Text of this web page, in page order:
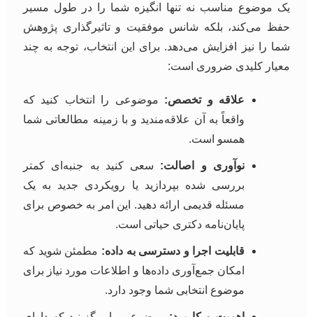
یک موضوع مناسب نه تنها انگیزه شما را در طول مسیر
حفظ می‌کند، بلکه شانس موفقیت و تاثیرگذاری پژوهش
شما را نیز افزایش می‌دهد. برای این انتخاب، توجه به چند
معیار کلیدی ضروری است:
علاقه و تخصص: موضوعی را انتخاب کنید که
واقعاً به آن علاقه‌مندید و با زمینه مطالعاتی شما
همسو است.
نوآوری و اصالت: سعی کنید به جنبه‌ای کمتر
بررسی شده بپردازید یا رویکردی جدید به یک
مسئله قدیمی ارائه دهید. این امر به خصوص برای
پایان‌نامه دکتری حیاتی است.
قابلیت اجرا و دسترسی به داده: مطمئن شوید که
امکان جمع‌آوری داده‌ها و اطلاعات مورد نیاز برای
موضوع انتخابی شما وجود دارد.